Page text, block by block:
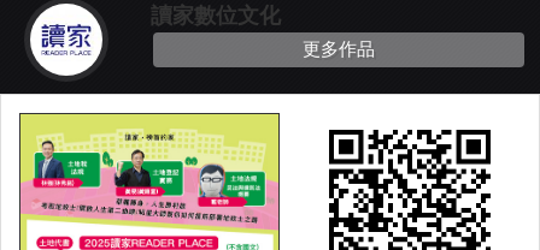
讀家數位文化
更多作品